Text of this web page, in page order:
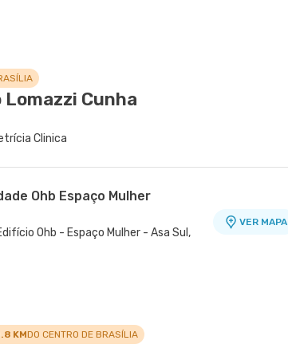
Cunha
Clinica
Ohb Espaço Mulher
Ohb - Espaço Mulher - Asa Sul,
VER MAPA
KMDO CENTRO DE BRASÍLIA